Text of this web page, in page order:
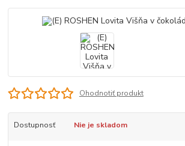
Ohodnotiť produkt
Dostupnosť Nie je skladom